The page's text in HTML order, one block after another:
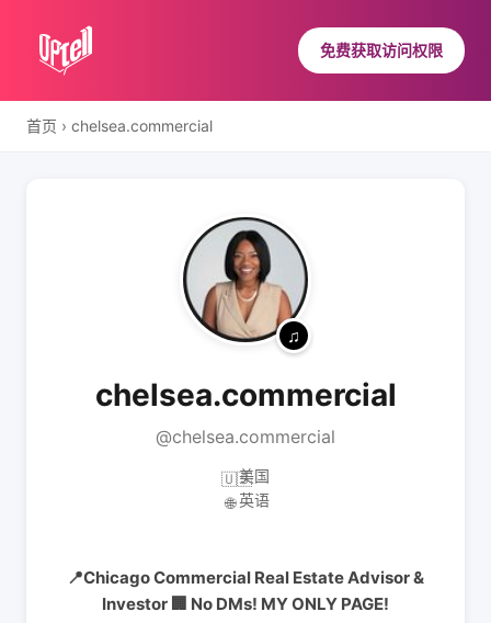
免费获取访问权限
首页 › chelsea.commercial
chelsea.commercial
@chelsea.commercial
🇺🇸美国
🌐 英语
📍Chicago Commercial Real Estate Advisor &
Investor 🏢 No DMs! MY ONLY PAGE!